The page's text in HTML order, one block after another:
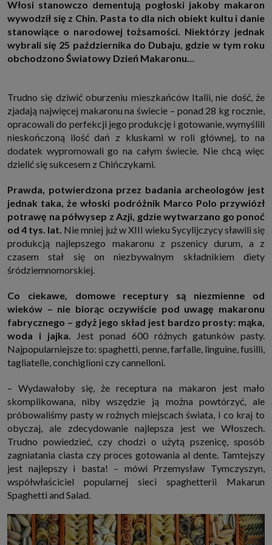
http://www.sagier.pl/
Jeżeli wyrazisz zgodę, o którą wyżej prosimy, administratorami Twoich
danych osobowych będą także nasi Zaufani Partnerzy. Listę Zaufanych
Partnerów możesz sprawdzić w każdym momencie na stronie naszej
polityki prywatnościi tam też zmodyfikować lub cofnąć swoje zgody.
Podstawa i cel przetwarzania
1. Jeśli zawieramy z Tobą umowę o realizację danej usługi (np. usługi
zapewniającej Ci możliwość zapoznania się z jednym z naszych serwisów
w oparciu o treść regulaminu tego serwisu), to możemy przetwarzać
Twoje dane w zakresie niezbędnym do realizacji tej umowy.
2. Zapewnianie bezpieczeństwa usługi (np. sprawdzenie, czy do Twojego
konta nie loguje się nieuprawniona osoba), dokonanie pomiarów
statystycznych, ulepszanie naszych usług i dopasowanie ich do potrzeb i
wygody użytkowników (np. personalizowanie treści w usługach), jak
innych stronach internetowych, to możemy Ci wyświetlić reklamę
dotyczącą artykułu w serwisie biznesistyl.pl/automoto. Takie
przetwarzanie danych to realizacja naszych prawnie uzasadnionych
interesów.
3. Za Twoją zgodą usługi marketingowe dostarczą Ci nasi Zaufani
Partnerzy oraz my dla podmiotów trzecich. Aby móc pokazać interesujące
Cię reklamy (np. produktu, którego możesz potrzebować) reklamodawcy i
ich przedstawiciele chcieliby mieć możliwość przetwarzania Twoich
danych związanych z odwiedzanymi przez Ciebie stronami
możliwość ograniczenia zakresu lub zmiany zgody w dowolnym
momencie.
Twoje dane przetwarzane będą do czasu istnienia podstawy do ich
przetwarzania, czyli w przypadku udzielenia zgody do momentu jej
cofnięcia, ograniczenia lub innych działań z Twojej strony ograniczających
tę zgodę, w przypadku niezbędności danych do wykonania umowy, przez
czas jej wykonywania i ewentualnie okres przedawnienia roszczeń z niej
(zwykle nie więcej niż 3 lata, a maksymalnie 10 lat), a w przypadku, gdy
do czasu zgłoszenia przez Ciebie skutecznego sprzeciwu.
Przekazywanie danych
Administratorzy danych mogą powierzać Twoje dane podwykonawcom IT,
księgowym, agencjom marketingowym etc. Zrobią to jedynie na
podstawie umowy o powierzenie przetwarzania danych zobowiązującej
taki podmiot do odpowiedniego zabezpieczenia danych i niekorzystania z
Cookies
Na naszych stronach używamy znaczników internetowych takich jak pliki
np. cookie lub local storage do zbierania i przetwarzania danych
osobowych w celu personalizowania treści i reklam oraz analizowania
wykorzystują również podmioty z Grupy SAGIER oraz nasi Zaufani
Partnerzy, którzy także chcą dopasowywać reklamy do Twoich preferencji.
Cookies to dane informatyczne zapisywane w plikach i przechowywane na
Twoim urządzeniu końcowym (tj. twój komputer, tablet, smartphone itp.),
Włosi stanowczo dementują pogłoski jakoby makaron
wywodził się z Chin. Pasta to dla nich obiekt kultu i danie
stanowiące o narodowej tożsamości. Niektórzy jednak
wybrali się 25 października do Dubaju, gdzie w tym roku
obchodzono Światowy Dzień Makaronu…
Trudno się dziwić oburzeniu mieszkańców Italii, nie dość, że
zjadają najwięcej makaronu na świecie – ponad 28 kg rocznie,
opracowali do perfekcji jego produkcję i gotowanie, wymyślili
nieskończoną ilość dań z kluskami w roli głównej, to na
dodatek wypromowali go na całym świecie. Nie chcą więc
dzielić się sukcesem z Chińczykami.
Prawda, potwierdzona przez badania archeologów jest
jednak taka, że włoski podróżnik Marco Polo przywiózł
potrawę na półwysep z Azji, gdzie wytwarzano go ponoć
od 4 tys. lat. Nie mniej już w XIII wieku Sycylijczycy sławili się
produkcją najlepszego makaronu z pszenicy durum, a z
czasem stał się on niezbywalnym składnikiem diety
śródziemnomorskiej.
Co ciekawe, domowe receptury są niezmienne od
wieków – nie biorąc oczywiście pod uwagę makaronu
fabrycznego – gdyż jego skład jest bardzo prosty: mąka,
woda i jajka.
Jest ponad 600 różnych gatunków pasty.
Najpopularniejsze to: spaghetti, penne, farfalle, linguine, fusilli,
tagliatelle, conchiglioni czy cannelloni.
– Wydawałoby się, że receptura na makaron jest mało
skomplikowana, niby wszędzie ją można powtórzyć, ale
próbowaliśmy pasty w rożnych miejscach świata, i co kraj to
obyczaj, ale zdecydowanie najlepsza jest we Włoszech.
Trudno powiedzieć, czy chodzi o użytą pszenicę, sposób
zagniatania ciasta czy proces gotowania al dente. Tamtejszy
jest najlepszy i basta! – mówi Przemysław Tymczyszyn,
współwłaściciel popularnej sieci spaghetterii Makarun
Spaghetti and Salad.